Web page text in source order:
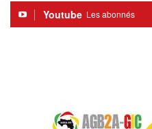
Youtube Les abonnés